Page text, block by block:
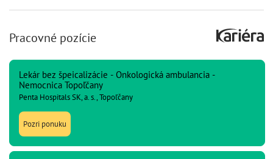
Pracovné pozície
Lekár bez špeicalizácie - Onkologická ambulancia -
Nemocnica Topoľčany
Penta Hospitals SK, a. s., Topoľčany
Pozri ponuku